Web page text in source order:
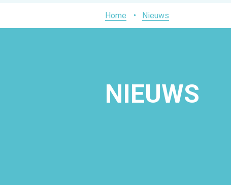
Home Nieuws
NIEUWS